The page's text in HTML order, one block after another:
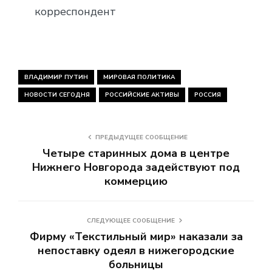
корреспондент
ВЛАДИМИР ПУТИН МИРОВАЯ ПОЛИТИКА
НОВОСТИ СЕГОДНЯ РОССИЙСКИЕ АКТИВЫ РОССИЯ
ПРЕДЫДУЩЕЕ СООБЩЕНИЕ
Четыре старинных дома в центре
Нижнего Новгорода задействуют под
коммерцию
СЛЕДУЮЩЕЕ СООБЩЕНИЕ
Фирму «Текстильный мир» наказали за
непоставку одеял в нижегородские
больницы